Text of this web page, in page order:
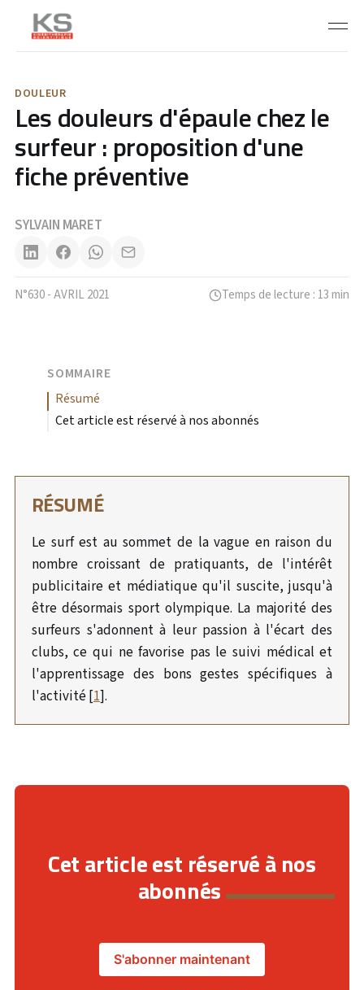
DOULEUR
Les douleurs d'épaule chez le
surfeur : proposition d'une
fiche préventive
SYLVAIN MARET
N°630 - AVRIL 2021 Temps de lecture : 13 min
SOMMAIRE
résumé
Cet article est réservé à nos abonnés
RÉSUMÉ
Le surf est au sommet de la vague en raison du
nombre croissant de pratiquants, de l'intérêt
publicitaire et médiatique qu'il suscite, jusqu'à
être désormais sport olympique. La majorité des
surfeurs s'adonnent à leur passion à l'écart des
clubs, ce qui ne favorise pas le suivi médical et
l'apprentissage des bons gestes spécifiques à
l'activité [1].
Cet article est réservé à nos
abonnés
S'abonner maintenant